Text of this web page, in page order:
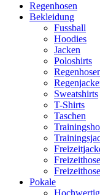
Regenhosen
Bekleidung
Fussball
Hoodies
Jacken
Poloshirts
Sweatshirts
T-Shirts
Taschen
Pokale